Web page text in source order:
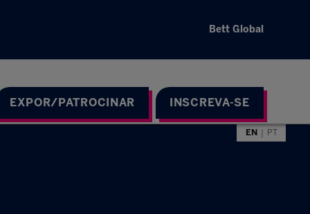
Bett Global
EXPOR/PATROCINAR INSCREVA-SE
EN PT